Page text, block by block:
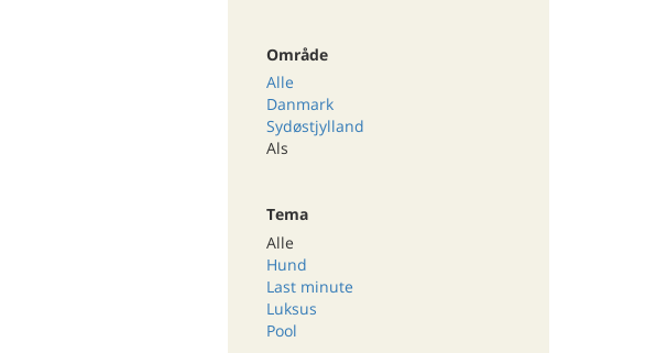
Område
Alle
Danmark
Sydøstjylland
Als
Tema
Alle
Hund
Last minute
Luksus
Pool